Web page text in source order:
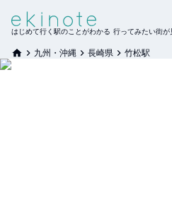
はじめて行く駅のことがわかる 行ってみたい街が
九州・沖縄 長崎県 竹松駅